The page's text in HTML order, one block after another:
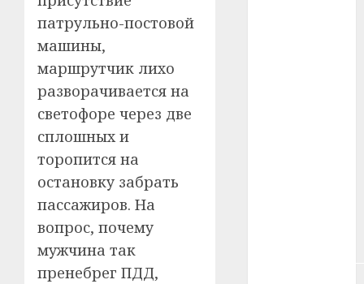
патрульно-постовой
машины,
маршрутчик лихо
разворачивается на
светофоре через две
сплошных и
торопится на
остановку забрать
пассажиров. На
вопрос, почему
мужчина так
пренебрег ПДД,